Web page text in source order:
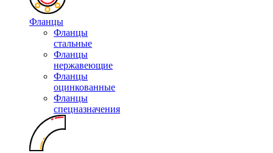
Фланцы
Фланцы
стальные
Фланцы
нержавеющие
Фланцы
оцинкованные
Фланцы
спецназначения